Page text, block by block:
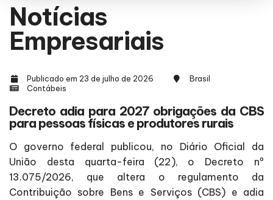
Notícias
Empresariais
Publicado em 23 de julho de 2026
Brasil
Contábeis
Decreto adia para 2027 obrigações da CBS
para pessoas físicas e produtores rurais
O governo federal publicou, no Diário Oficial da
União desta quarta-feira (22), o Decreto nº
13.075/2026, que altera o regulamento da
Contribuição sobre Bens e Serviços (CBS) e adia